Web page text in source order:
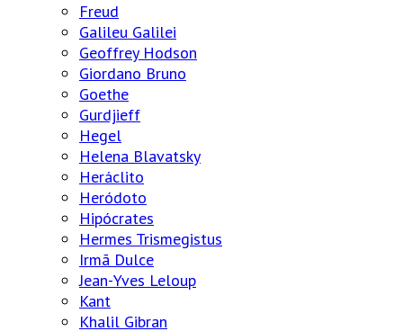
Freud
Galileu Galilei
Geoffrey Hodson
Giordano Bruno
Goethe
Gurdjieff
Hegel
Helena Blavatsky
Heráclito
Heródoto
Hipócrates
Hermes Trismegistus
Irmã Dulce
Jean-Yves Leloup
Kant
Khalil Gibran